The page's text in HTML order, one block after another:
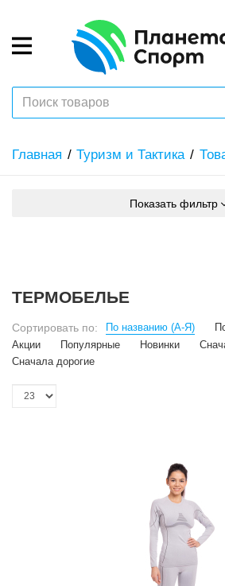
Главная Туризм и Тактика
Показать фильтр
ТЕРМОБЕЛЬЕ
Сортировать по: По названию (А-Я)
Акции
Популярные Новинки
Сначала дорогие